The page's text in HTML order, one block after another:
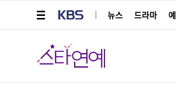
뉴스
드라마
스타연예
페이스북
트위터
네이버
URL복사
글씨 작게보기
글씨 크게보기
해시태그
스타박스